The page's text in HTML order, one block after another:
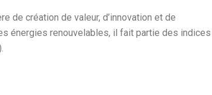
de création de valeur, d’innovation et de
énergies renouvelables, il fait partie des indices